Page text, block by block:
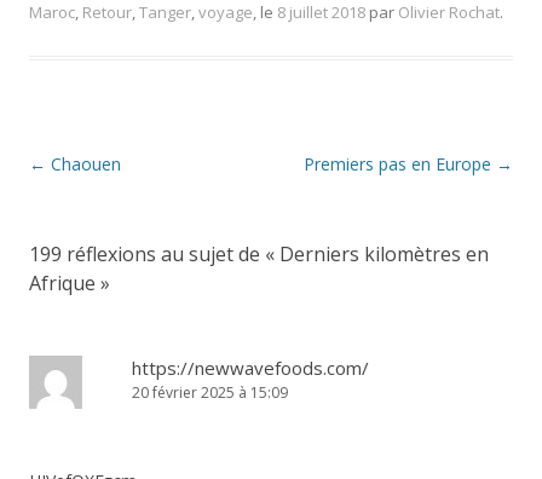
Maroc, Retour,Tanger,voyage, le 8 juillet 2018 par Olivier Rochat.
Navigation
← Chaouen Premiers pas en Europe →
199 réflexions au sujet de « Derniers kilomètres en
Afrique »
https://newwavefoods.com/
20 février 2025 à 15:09